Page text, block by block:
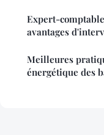
Expert-
avantages
Meilleures
énergétique des